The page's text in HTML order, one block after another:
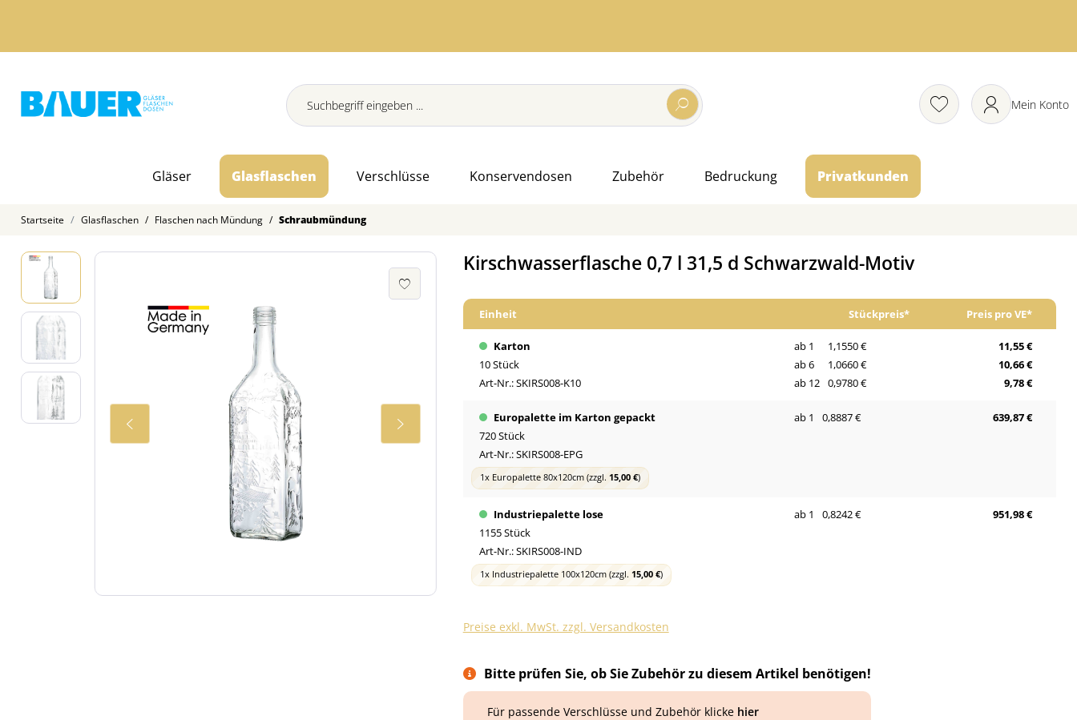
Mein Konto
Gläser Glasflaschen Verschlüsse Konservendosen Zubehör Bedruckung Privatkunden
Startseite Glasflaschen / Flaschen nach Mündung / Schraubmündung
Kirschwasserflasche 0,7 l 31,5 d Schwarzwald-Motiv
Einheit Stückpreis* Preis pro VE*
Karton
10 Stück
Art-Nr.:SKIRS008-K10
ab 1
ab 6
ab 12
1,1550 €
1,0660 €
0,9780 €
11,55 €
10,66 €
9,78 €
Europalette im Karton gepackt
720 Stück
Art-Nr.:SKIRS008-EPG
1x Europalette 80x120cm (zzgl. 15,00 €)
ab 1 0,8887 € 639,87 €
Industriepalette lose
1155 Stück
Art-Nr.:SKIRS008-IND
1x Industriepalette 100x120cm (zzgl. 15,00 €)
ab 1 0,8242 € 951,98 €
Preise exkl. MwSt. zzgl. Versandkosten
Bitte prüfen Sie, ob Sie Zubehör zu diesem Artikel benötigen!
Für passende Verschlüsse und Zubehör klicke hier